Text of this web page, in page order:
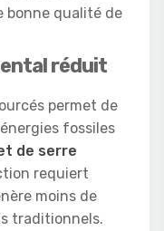
bonne qualité de
réduit
permet de
fossiles
de serre
requiert
moins de
traditionnels.